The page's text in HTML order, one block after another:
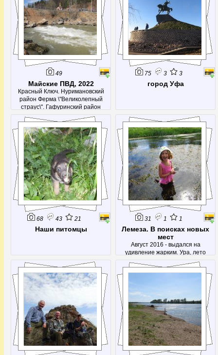
49
Майские ПВД, 2022
Красный Ключ. Нуримановский
район Ферма \"Великолепный
страус\". Гафуринский район
75 3 3
город Уфа
68 43 21
Наши питомцы
31 1 1
Лемеза. В поисках новых
мест
Август 2016 - выдался на
удивление жарким. Ура, лето
продолжается!